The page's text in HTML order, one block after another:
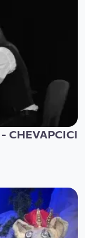
CHEVAPCICI